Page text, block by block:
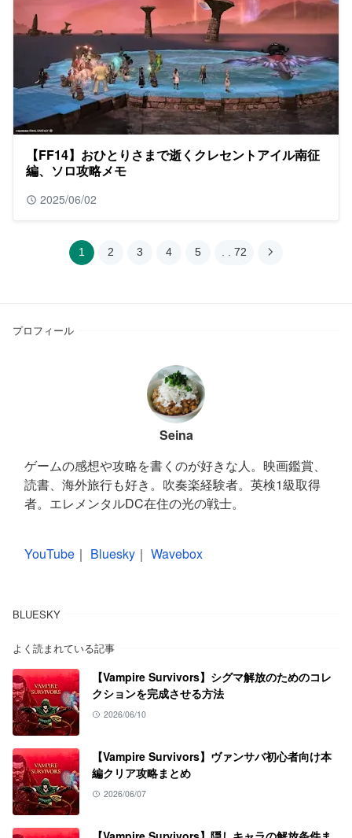
【FF14】おひとりさまで逝くクレセントアイル南征
編、ソロ攻略メモ
2025/06/02
1 2 3 4 5 . . 72
プロフィール
Seina
ゲームの感想や攻略を書くのが好きな人。映画鑑賞、
読書、海外旅行も好き。吹奏楽経験者。英検1級取得
者。エレメンタルDC在住の光の戦士。
YouTube ｜ Bluesky ｜ Wavebox
BLUESKY
よく読まれている記事
【Vampire Survivors】シグマ解放のためのコレ
クションを完成させる方法
2026/06/10
【Vampire Survivors】ヴァンサバ初心者向け本
編クリア攻略まとめ
2026/06/07